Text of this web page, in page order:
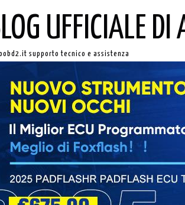
UFFICIALE
supporto tecnico e assistenza